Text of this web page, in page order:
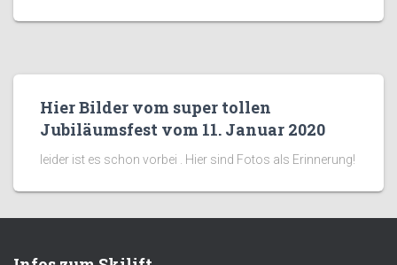
Hier Bilder vom super tollen
Jubiläumsfest vom 11. Januar 2020
leider ist es schon vorbei . Hier sind Fotos als Erinnerung!